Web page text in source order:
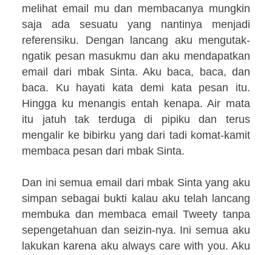
melihat email mu dan membacanya mungkin
saja ada sesuatu yang nantinya menjadi
referensiku. Dengan lancang aku mengutak-
ngatik pesan masukmu dan aku mendapatkan
email dari mbak Sinta. Aku baca, baca, dan
baca. Ku hayati kata demi kata pesan itu.
Hingga ku menangis entah kenapa. Air mata
itu jatuh tak terduga di pipiku dan terus
mengalir ke bibirku yang dari tadi komat-kamit
membaca pesan dari mbak Sinta.
Dan ini semua email dari mbak Sinta yang aku
simpan sebagai bukti kalau aku telah lancang
membuka dan membaca email Tweety tanpa
sepengetahuan dan seizin-nya. Ini semua aku
lakukan karena aku always care with you. Aku